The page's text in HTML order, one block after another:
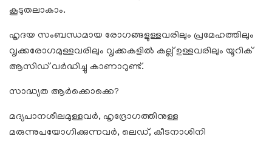
കൂടുതലാകാം.
ഹൃദയ സംബന്ധമായ രോഗങ്ങളുള്ളവരിലും പ്രമേഹത്തിലും
വൃക്കരോഗമുള്ളവരിലും വൃക്കകളിൽ കല്ല് ഉള്ളവരിലും യൂറിക്
ആസിഡ് വർദ്ധിച്ചു കാണാറുണ്ട്.
സാദ്ധ്യത ആർക്കൊക്കെ?
മദ്യപാനശീലമുള്ളവർ, ഹൃദ്രോഗത്തിനുള്ള
മരുന്നുപയോഗിക്കുന്നവർ, ലെഡ്, കീടനാശിനി